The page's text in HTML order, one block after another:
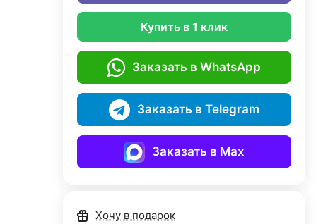
Купить в 1 клик
Заказать в WhatsApp
Заказать в Telegram
Заказать в Max
Хочу в подарок